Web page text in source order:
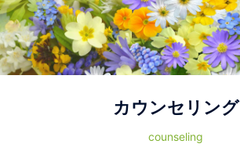
カウンセリング
counseling